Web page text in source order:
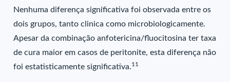
Nenhuma diferença significativa foi observada entre os
dois grupos, tanto clinica como microbiologicamente.
Apesar da combinação anfotericina/fluocitosina ter taxa
de cura maior em casos de peritonite, esta diferença não
foi estatisticamente significativa.11